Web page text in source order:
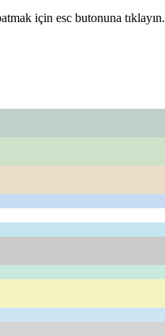
için esc butonuna tıklayın.